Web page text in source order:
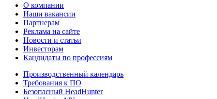
О компании
Наши вакансии
Партнерам
Реклама на сайте
Новости и статьи
Инвесторам
Кандидаты по профессиям
Производственный календарь
Требования к ПО
Безопасный HeadHunter